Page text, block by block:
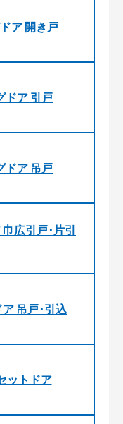
ア 開き戸
ドア 引戸
ドア 吊戸
広引戸･片引
吊戸･引込
ットドア